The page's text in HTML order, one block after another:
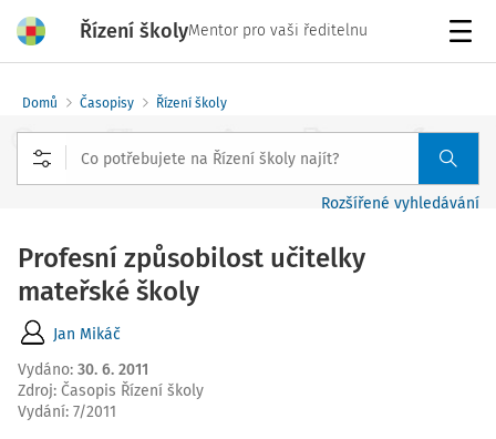
Řízení školyMentor pro vaši ředitelnu
Domů Časopisy Řízení školy
Rozšířené vyhledávání
Profesní způsobilost učitelky
mateřské školy
Jan Mikáč
Vydáno: 30. 6. 2011
Zdroj: Časopis Řízení školy
Vydání: 7/2011